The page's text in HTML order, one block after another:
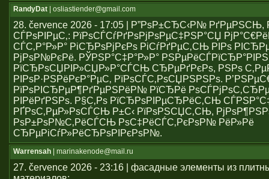
RandyDat | osliastiender@gmail.com
28. července 2026 - 17:05 | Р”РѕР±СЂС‹Р№
СЃРѕРІРµС‚: РїРѕСЃСѓРґРѕРјРѕРµС‡РЅР°СЏ
СЃС‚Р°Р»Р° РіСЂРѕРјРєРѕ РіСѓРґРµС‚СЊ РІРѕ
РјРѕР№РєРё. РЎРЅР°С‡Р°Р»Р°
РїСЂРѕСЏРІР»СЏР»Р°СЃСЊ СЂРµРґРєРѕ, РЅРѕ
РІРѕР·РЅРёРєР°РµС‚ РїРѕСЃС‚РѕСЏРЅРЅРѕ.
РїРѕРІСЂРµР¶РґРµРЅРёР№ РїСЂРё
РІРёРґРЅРѕ. Р§С‚Рѕ РїСЂРѕРІРµСЂРёС‚СЊ
РҐРѕС‚РµР»РѕСЃСЊ Р±С‹ РїРѕРЅСЏС‚СЊ,
РѕР±РѕР№С‚РёСЃСЊ РѕС‡РёСЃС‚РєРѕР№ РёР»Рё
СЂРµРіСѓР»РёСЂРѕРІРєРѕР№.
Warrensah | marinakenode@mail.ru
27. července 2026 - 23:16 | фасадные элементы из